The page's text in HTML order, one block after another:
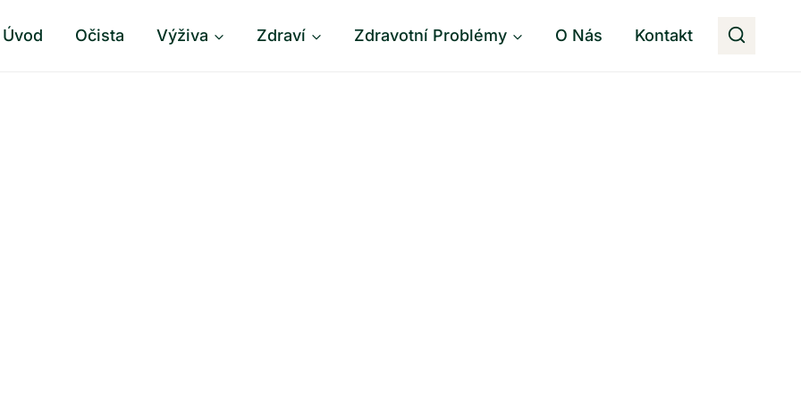
Úvod Očista Výživa Zdraví Zdravotní Problémy O Nás Kontakt